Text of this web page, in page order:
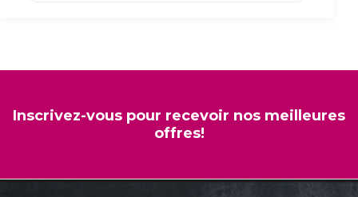
Inscrivez-vous pour recevoir nos meilleures
offres!